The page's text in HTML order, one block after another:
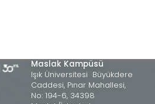
Maslak Kampüsü
Işık Üniversitesi Büyükdere
Caddesi, Pınar Mahallesi,
No: 194-6, 34398